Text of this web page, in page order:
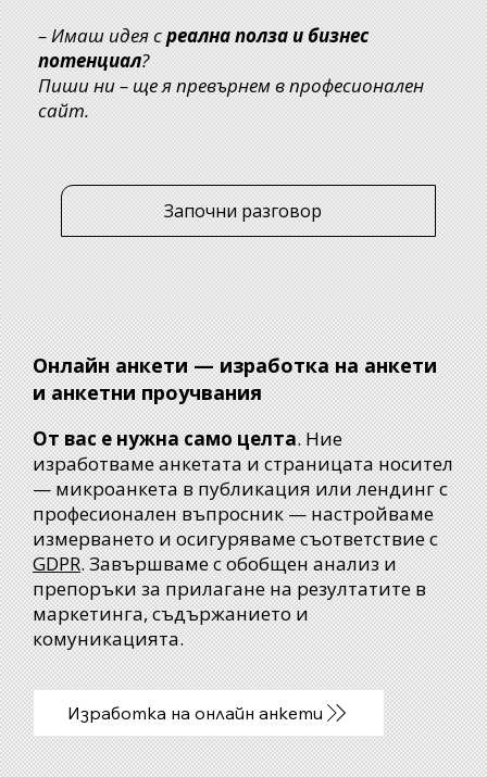
– Имаш идея среална полза и бизнес
потенциал?
Пиши ни – ще я превърнем в професионален
сайт.
Започни разговор
Онлайн анкети — изработка на анкети
и анкетни проучвания
От вас е нужна само целта. Ние
изработваме анкетата и страницата носител
— микроанкета в публикация или лендинг с
професионален въпросник — настройваме
измерването и осигуряваме съответствие с
GDPR. Завършваме с обобщен анализ и
препоръки за прилагане на резултатите в
маркетинга, съдържанието и
комуникацията.
Изработка на онлайн анкети